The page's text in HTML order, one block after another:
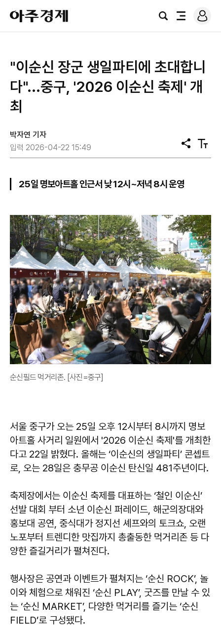
아
주
경
검
전
로
그
"이순신 장군 생일파티에 초대합니
다"...중구, '2026 이순신 축제' 개
최
박자연 기자
입력 2026-04-22 15:49
공
유
텍
스
25일 명보아트홀 인근서 낮 12시~저녁 8시 운영
순신필드 먹거리존. [사진=중구]
서울 중구가 오는 25일 오후 12시부터 8시까지 명보
아트홀 사거리 일원에서 '2026 이순신 축제'를 개최한
다고 22일 밝혔다. 올해는 ‘이순신의 생일파티’ 콘셉트
로, 오는 28일은 충무공 이순신 탄신일 481주년이다.
축제장에서는 이순신 축제를 대표하는 ‘철인 이순신’
선발 대회 부터 소년 이순신 퍼레이드, 해군의장대와
홍보대 공연, 중식대가 정지선 셰프와의 토크쇼, 오랜
노포부터 트렌디한 맛집까지 총출동한 먹거리존 등 다
양한 즐길거리가 펼쳐진다.
행사장은 공연과 이벤트가 펼쳐지는 ‘순신 ROCK’, 놀
이와 체험으로 채워진 ‘순신 PLAY’, 굿즈를 만날 수 있
는 ‘순신 MARKET’, 다양한 먹거리를 즐기는 ‘순신
FIELD’로 구성됐다.